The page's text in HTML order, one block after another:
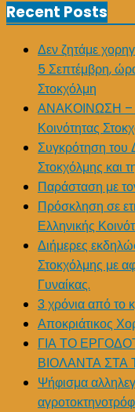
Recent Posts
Δεν ζητάμε
5 Σεπτέμβρη,
Στοκχόλμη
ΑΝΑΚΟΙΝΩΣΗ –
Κοινότητας
Συγκρότηση του
Στοκχόλμης και
Παράσταση με
Πρόσκληση σε
Ελληνικής
Διήμερες
Στοκχόλμης με
Γυναίκας.
3 χρόνια από το
Αποκριάτικος
ΓΙΑ ΤΟ
ΒΙΟΛΑΝΤΑ ΣΤΑ
Ψήφισμα